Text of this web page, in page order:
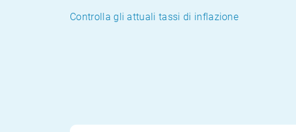
Controlla gli attuali tassi di inflazione